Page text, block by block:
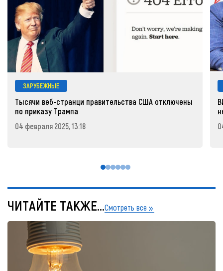
ЗАРУБЕЖНЫЕ
Тысячи веб-странци правительства США отключены
по приказу Трампа
04 февраля 2025, 13:18
ЧИТАЙТЕ ТАКЖЕ...Смотреть все